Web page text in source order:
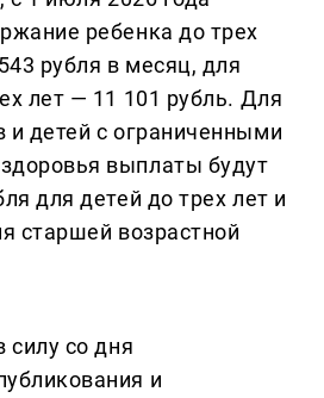
ребенка до трех
рубля в месяц, для
лет — 11 101 рубль. Для
и детей с ограниченными
выплаты будут
для детей до трех лет и
старшей возрастной
силу со дня
и